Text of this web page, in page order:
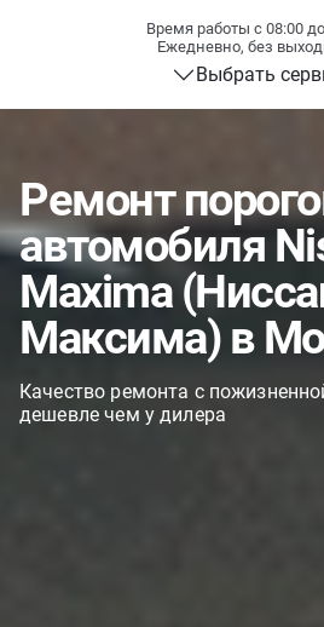
Время работы с 08:00
Ежедневно, без
Выбрать
Ремонт
автомобиля
Maxima
Максима) в
Качество ремонта с
дешевле чем у дилера